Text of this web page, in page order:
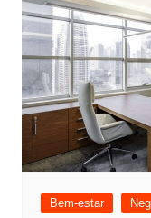
Bem-estar